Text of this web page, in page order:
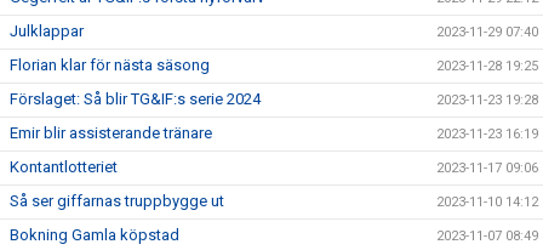
Julklappar 2023-11-29 07:40
Florian klar för nästa säsong 2023-11-28 19:25
Förslaget: Så blir TG&IF:s serie 2024 2023-11-23 19:28
Emir blir assisterande tränare 2023-11-23 16:19
Kontantlotteriet 2023-11-17 09:06
Så ser giffarnas truppbygge ut 2023-11-10 14:12
Bokning Gamla köpstad 2023-11-07 08:49